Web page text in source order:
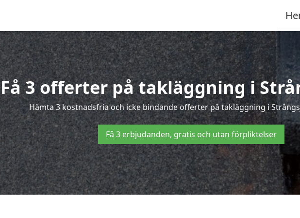
Få 3 offerter på takläggning i
Hämta 3 kostnadsfria och icke bindande offerter på takläggning i
Få 3 erbjudanden, gratis och utan förpliktelser